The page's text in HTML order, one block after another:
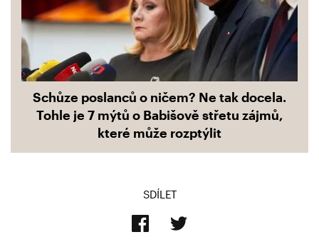
Schůze poslanců o ničem? Ne tak docela.
Tohle je 7 mýtů o Babišově střetu zájmů,
které může rozptýlit
SDÍLET